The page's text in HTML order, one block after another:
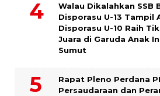
Walau Dikalahkan SSB
Disporasu U-13 Tampil
Disporasu U-10 Raih
Juara di Garuda Anak
Sumut
Rapat Pleno Perdana
Persaudaraan dan